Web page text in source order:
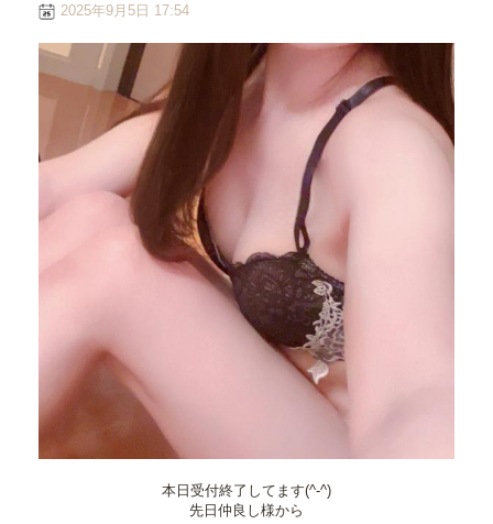
2025年9月5日 17:54
本日受付終了してます(^-^)
先日仲良し様から